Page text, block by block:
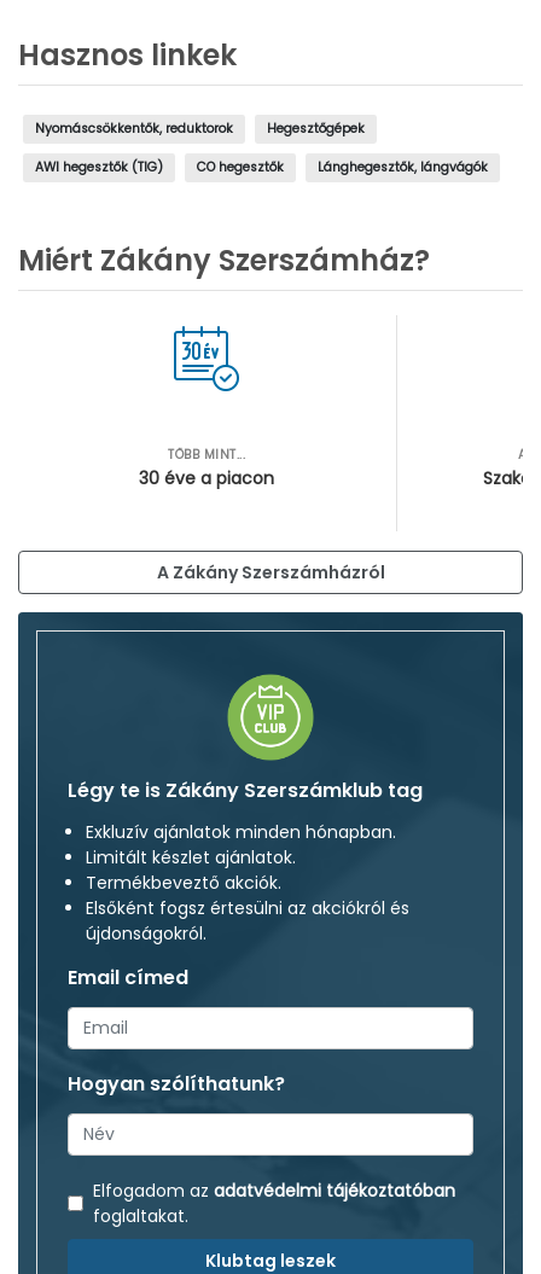
Hasznos linkek
Nyomáscsökkentők, reduktorok Hegesztőgépek
AWI hegesztők (TIG) CO hegesztők Lánghegesztők, lángvágók
Miért Zákány Szerszámház?
TÖBB MINT...
30 éve a piacon
A Zákány Szerszámházról
Légy te is Zákány Szerszámklub tag
Exkluzív ajánlatok minden hónapban.
Limitált készlet ajánlatok.
Termékbeveztő akciók.
Elsőként fogsz értesülni az akciókról és
újdonságokról.
Email címed
Hogyan szólíthatunk?
Elfogadom az adatvédelmi tájékoztatóban
foglaltakat.
Klubtag leszek